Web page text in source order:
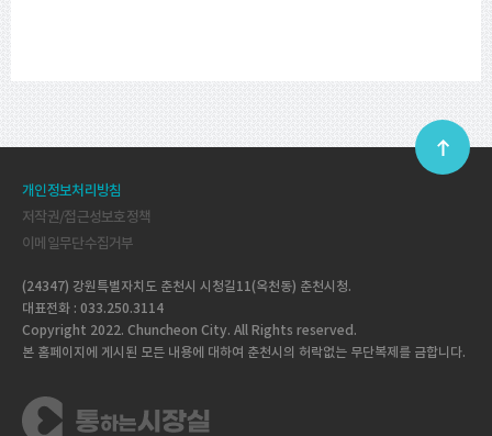
개인정보처리방침
저작권/접근성보호정책
이메일무단수집거부
(24347) 강원특별자치도 춘천시 시청길11(옥천동) 춘천시청.
대표전화 : 033.250.3114
Copyright 2022. Chuncheon City. All Rights reserved.
본 홈페이지에 게시된 모든 내용에 대하여 춘천시의 허락없는 무단복제를 금합니다.